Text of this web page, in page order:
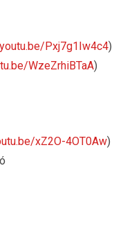
Pxj7g1Iw4c4)
WzeZrhiBTaA)
xZ2O-4OT0Aw)